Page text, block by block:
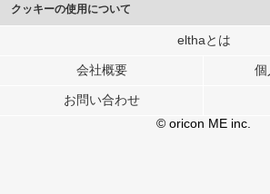
クッキーの使用について
このサイトでは Cookie を使用して、ユーザーに合
行っています。
メディアや広告配信、データ解析の各パートナーに
各パートナーは、この情報とユーザーが各パートナ
ユーザーが各パートナーのサービスを使用したとき
elthaとは
会社概要 個
お問い合わせ
© oricon ME inc.